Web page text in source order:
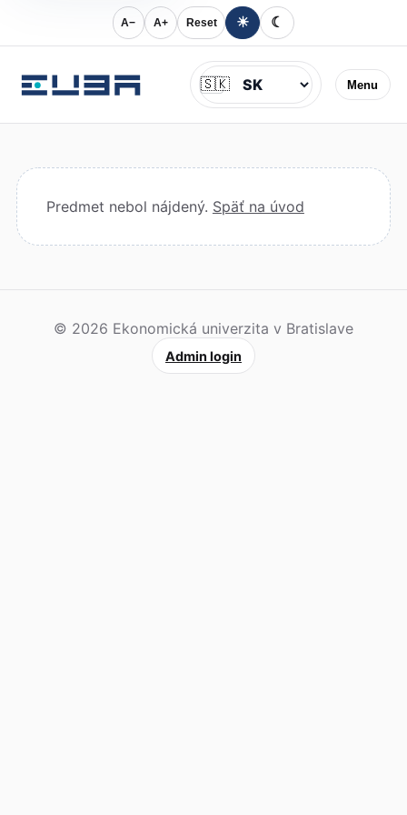
A− A+ Reset ☀ ☾
Menu
Jazyk
🇸🇰
Predmet nebol nájdený. Späť na úvod
© 2026 Ekonomická univerzita v Bratislave
Admin login